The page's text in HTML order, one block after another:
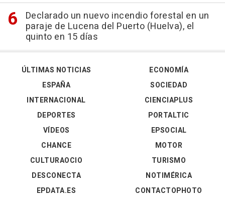
Declarado un nuevo incendio forestal en un
paraje de Lucena del Puerto (Huelva), el
quinto en 15 días
ÚLTIMAS NOTICIAS
ESPAÑA
INTERNACIONAL
DEPORTES
VÍDEOS
ECONOMÍA
SOCIEDAD
CIENCIAPLUS
PORTALTIC
EPSOCIAL
CHANCE
CULTURAOCIO
DESCONECTA
EPDATA.ES
MOTOR
TURISMO
NOTIMÉRICA
CONTACTOPHOTO